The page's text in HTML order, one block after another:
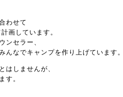
わせて
画しています。
ンセラー、
んなでキャンプを作り上げています。
はしませんが、
す。